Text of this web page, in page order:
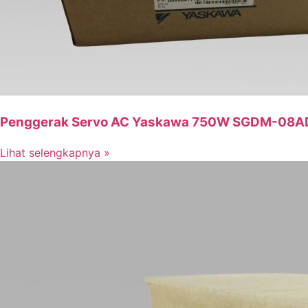
Penggerak Servo AC Yaskawa 750W SGDM-
Lihat selengkapnya »